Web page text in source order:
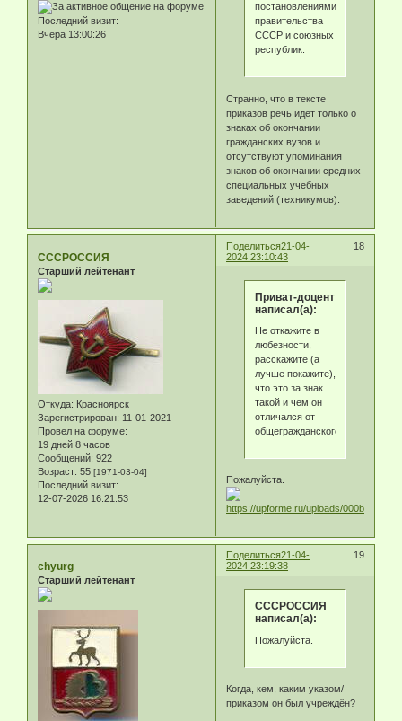
Последний визит:
Вчера 13:00:26
постановлениями
правительства
СССР и союзных
республик.
Странно, что в тексте
приказов речь идёт только о
знаках об окончании
гражданских вузов и
отсутствуют упоминания
знаков об окончании средних
специальных учебных
заведений (техникумов).
Поделиться 18
21-04-
2024 23:10:43
СССРОССИЯ
Старший лейтенант
Откуда: Красноярск
Зарегистрирован: 11-01-2021
Провел на форуме:
19 дней 8 часов
Сообщений: 922
Возраст: 55 [1971-03-04]
Последний визит:
12-07-2026 16:21:53
Приват-доцент
написал(а):
Не откажите в
любезности,
расскажите (а
лучше покажите),
что это за знак
такой и чем он
отличался от
общегражданского?
Пожалуйста.
Поделиться 19
21-04-
2024 23:19:38
chyurg
Старший лейтенант
СССРОССИЯ
написал(а):
Пожалуйста.
Когда, кем, каким указом/
приказом он был учреждён?